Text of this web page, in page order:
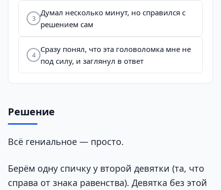
3
Думал несколько минут, но справился с
решением сам
4
Сразу понял, что эта головоломка мне не
под силу, и заглянул в ответ
Решение
Всё гениальное — просто.
Берём одну спичку у второй девятки (та, что
справа от знака равенства). Девятка без этой